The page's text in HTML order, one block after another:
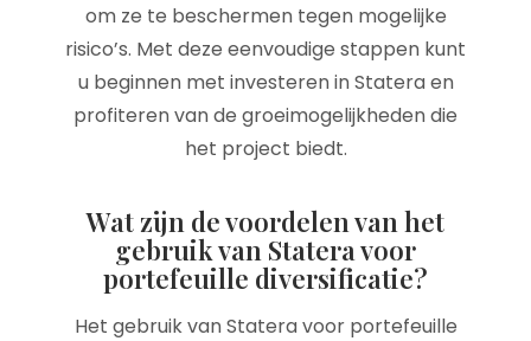
om ze te beschermen tegen mogelijke
risico’s. Met deze eenvoudige stappen kunt
u beginnen met investeren in Statera en
profiteren van de groeimogelijkheden die
het project biedt.
Wat zijn de voordelen van het
gebruik van Statera voor
portefeuille diversificatie?
Het gebruik van Statera voor portefeuille